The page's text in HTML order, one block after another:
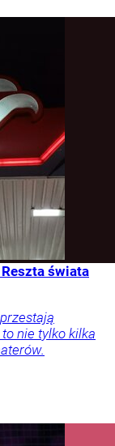
świata
nie tylko kilka